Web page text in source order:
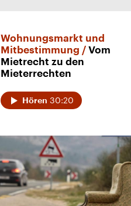
Wohnungsmarkt und
Mitbestimmung
Vom
Mietrecht zu den
Mieterrechten
Hören 30:20